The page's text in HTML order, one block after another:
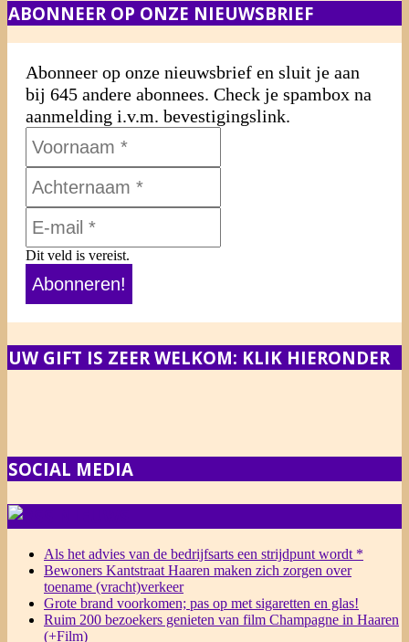
ABONNEER OP ONZE NIEUWSBRIEF
Abonneer op onze nieuwsbrief en sluit je aan
bij 645 andere abonnees. Check je spambox na
aanmelding i.v.m. bevestigingslink.
Dit veld is vereist.
UW GIFT IS ZEER WELKOM: KLIK HIERONDER
SOCIAL MEDIA
Als het advies van de bedrijfsarts een strijdpunt wordt *
Bewoners Kantstraat Haaren maken zich zorgen over
toename (vracht)verkeer
Grote brand voorkomen; pas op met sigaretten en glas!
Ruim 200 bezoekers genieten van film Champagne in Haaren
(+Film)